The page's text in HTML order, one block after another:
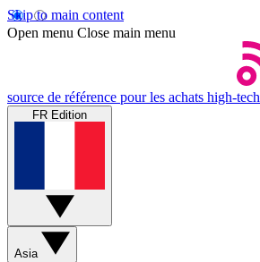
Skip to main content
Open menu Close main menu
source de référence pour les achats high-tech
FR Edition
Asia